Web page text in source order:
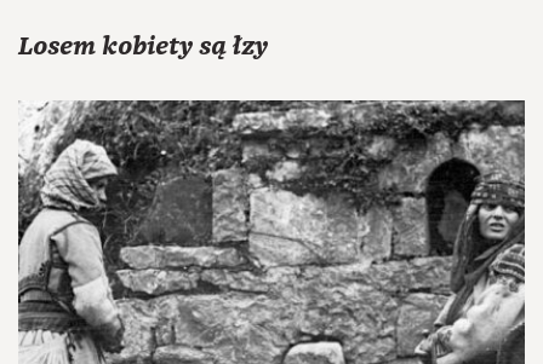
Losem kobiety są łzy